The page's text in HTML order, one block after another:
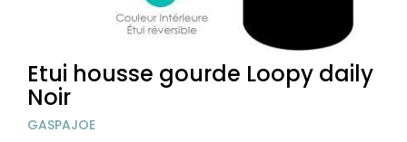
Etui housse gourde Loopy daily
Noir
GASPAJOE